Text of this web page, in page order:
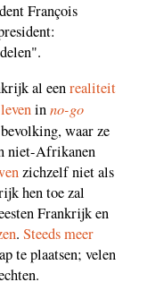
François
al eenrealiteit
leveninno-go
waar ze
niet-Afrikanen
zichzelf niet als
hen toe zal
Frankrijk en
. Steeds meer
te plaatsen; velen